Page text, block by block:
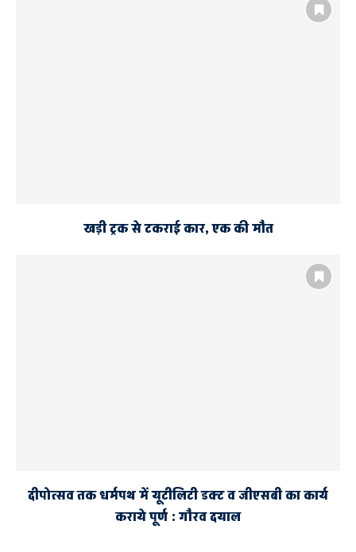
खड़ी ट्रक से टकराई कार‚ एक की मौत
दीपोत्सव तक धर्मपथ में यूटीलिटी डक्ट व जीएसबी का कार्य
कराये पूर्ण : गौरव दयाल